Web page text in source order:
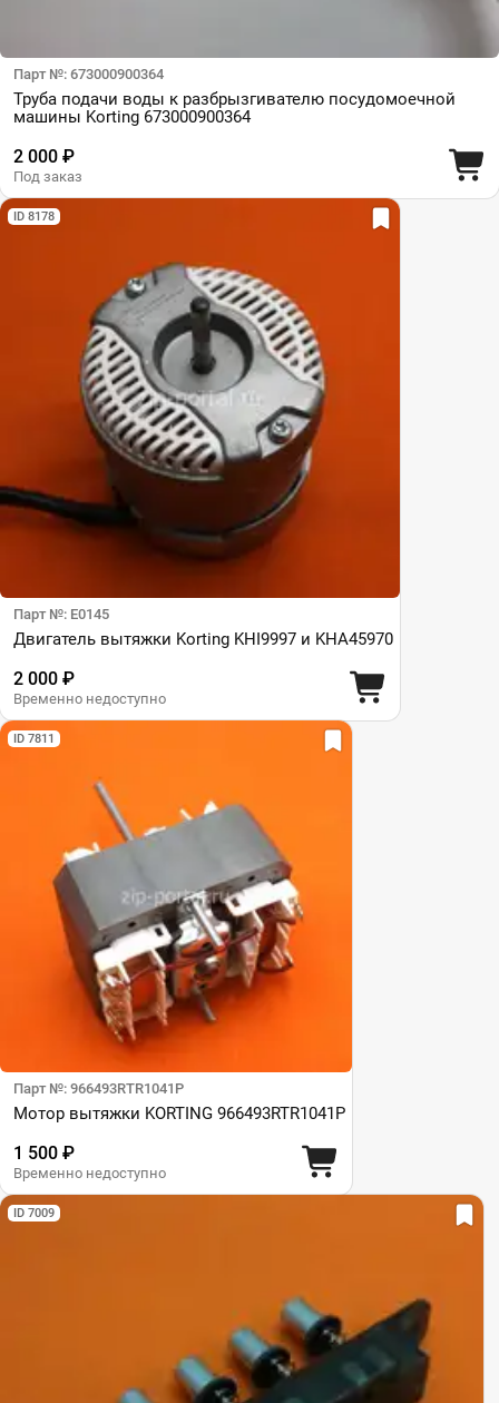
Парт №: 673000900364
Труба подачи воды к разбрызгивателю посудомоечной
машины Korting 673000900364
2 000 ₽
Под заказ
ID 8178
Парт №: E0145
Двигатель вытяжки Korting KHI9997 и KHA45970
2 000 ₽
Временно недоступно
ID 7811
Парт №: 966493RTR1041P
Мотор вытяжки KORTING 966493RTR1041P
1 500 ₽
Временно недоступно
ID 7009